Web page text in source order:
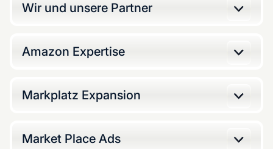
Wir und unsere Partner
Amazon Expertise
Markplatz Expansion
Market Place Ads